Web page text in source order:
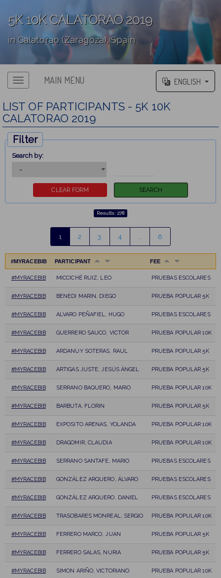
5K 10K CALATORAO 2019
in Calatorao (Zaragoza), Spain
Main menuMAIN MENU ENGLISH
LIST OF PARTICIPANTS - 5K 10K
CALATORAO 2019
Filter
Search by:
Results: 278
1 2 3 4 6
#MYRACEBIB PARTICIPANT FEE
#MYRACEBIB MICCICHÉ RUIZ, LEO PRUEBAS ESCOLARES
#MYRACEBIB BENEDI MARIN, DIEGO PRUEBA POPULAR 5K
#MYRACEBIB ALVARO PEÑAFIEL, HUGO PRUEBAS ESCOLARES
#MYRACEBIB GUERRERO SAUCO, VICTOR PRUEBA POPULAR 10K
#MYRACEBIB ARDANUY SOTERAS, RAUL PRUEBA POPULAR 5K
#MYRACEBIB ARTIGAS JUSTE, JESÚS ÁNGEL PRUEBA POPULAR 5K
#MYRACEBIB SERRANO BAQUERO, MARIO PRUEBA POPULAR 10K
#MYRACEBIB BARBUTA, FLORIN PRUEBA POPULAR 5K
#MYRACEBIB EXPOSITO ARENAS, YOLANDA PRUEBA POPULAR 10K
#MYRACEBIB DRAGOMIR, CLAUDIA PRUEBA POPULAR 10K
#MYRACEBIB SERRANO SANTAFE, MARIO PRUEBAS ESCOLARES
#MYRACEBIB GONZÁLEZ ARQUERO, ÁLVARO PRUEBAS ESCOLARES
#MYRACEBIB GONZÁLEZ ARQUERO, DANIEL PRUEBAS ESCOLARES
#MYRACEBIB TRASOBARES MONREAL, SERGIO PRUEBA POPULAR 10K
#MYRACEBIB FERRERO MARCO, JUAN PRUEBA POPULAR 5K
#MYRACEBIB FERRERO SALAS, NURIA PRUEBA POPULAR 5K
#MYRACEBIB SIMON ARIÑO, VICTORIANO PRUEBA POPULAR 10K